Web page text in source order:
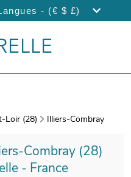
- (€ $ £)
Loir (28) Illiers-Combray
Combray (28)
- France